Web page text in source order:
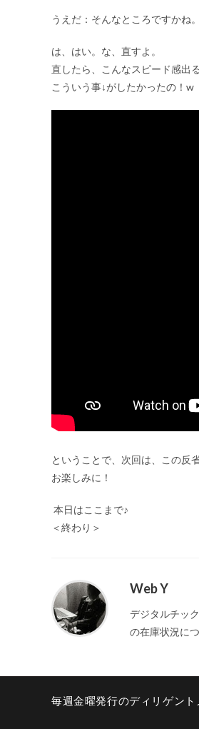
うえだ：そんなところですかね
は、はい。な、直すよ。
直したら、こんなスピード感出
こういう事↓がしたかったの！w
ということで、次回は、この反
お楽しみに！
本日はここまで♪
＜終わり＞
Web Y
デジタルチッ
の在庫状況に
毎週金曜発行のディリゲン